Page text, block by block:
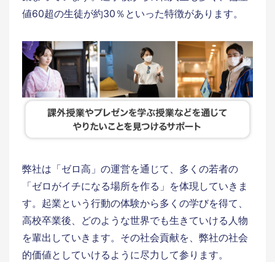
値60超の生徒が約30％といった特徴があります。
弊社は「ゼロ高」の運営を通じて、多くの若者の
「ゼロがイチになる場所を作る」を体現していきま
す。起業という行動の体験から多くの学びを得て、
高校卒業後、どのような世界でも生きていける人物
を輩出していきます。その社会貢献を、弊社の社会
的価値としていけるように尽力して参ります。